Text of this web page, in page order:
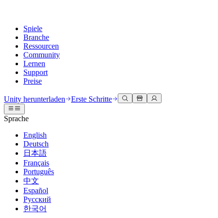
Spiele
Branche
Ressourcen
Community
Lernen
Support
Preise
Unity Engine
Erstellen Sie 2D- und 3D-Spiele für jede Plattform
Zusammenarbeit
Schnell mit Ihrem Team zusammenarbeiten und iterieren
Unity herunterladen
Abonnements und Preise
Bereitstellen
Multiplattform
3D-Zusammenarbeit
Erstellen und überprüfen Sie 3D-Projekte in Echtzeit
Immersive Schulung
In immersiven Umgebungen trainieren
Kundenerlebnisse
Interaktive 3D-Erlebnisse erstellen
Branchen
Fertigung
Dokumentation
Entwicklertools
Versionsfreigaben und Fehlerverfolgung
Roadmap
Bevorstehende Funktionen überprüfen
Glossar
Diskussionen
Veranstaltungen
Globale und lokale Veranstaltungen
Gemeinschaftsgeschichten
Made with Unity
Präsentation von Unity-Schöpfern
Unity Learn
Meistern Sie Unity-Fähigkeiten kostenlos
Professionelles Training
Verbessern Sie Ihr Team mit Unity-Trainern
Neu bei Unity
Erste Schritte
Beginnen Sie noch heute mit dem Lernen
Unity Essential Pathways
Hilfe erhalten
Wir helfen Ihnen, mit Unity erfolgreich zu sein
Erfolgspläne
Erreichen Sie Ihre Ziele schneller mit Expertenunterstützung
FAQ
Antworten auf häufige Fragen
Kontakt aufnehmen
Verbinden Sie sich mit unserem Team
Unity herunterladen Erste Schritte
Sprache
English
Deutsch
日本語
Français
Português
中文
Español
Русский
한국어